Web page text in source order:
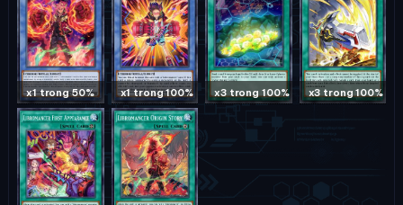
x1 trong 50% x1 trong 100% x3 trong 100% x3 trong 100%